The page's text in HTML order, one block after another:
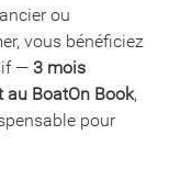
ou
vous bénéficiez
— 3 mois
BoatOn Book,
pour